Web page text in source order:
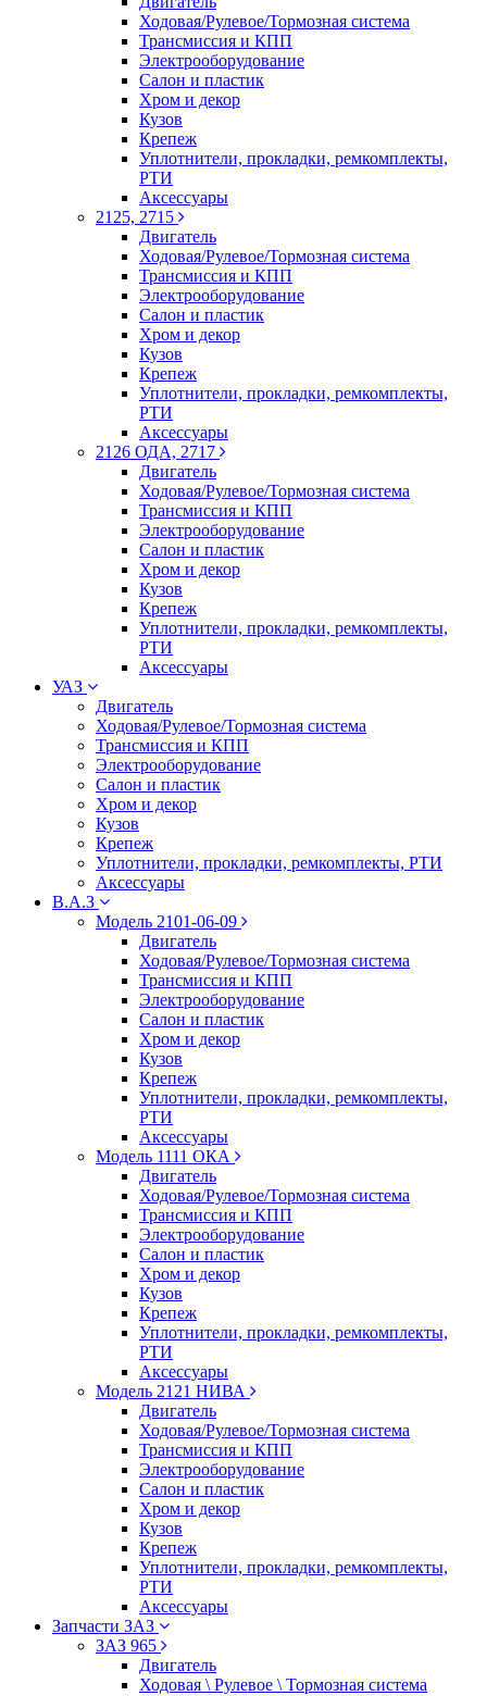
Ходовая/Рулевое/Тормозная система
Трансмиссия и КПП
Электрооборудование
Салон и пластик
Хром и декор
Кузов
Крепеж
Уплотнители, прокладки, ремкомплекты,
РТИ
Аксессуары
2125, 2715
Двигатель
Ходовая/Рулевое/Тормозная система
Трансмиссия и КПП
Электрооборудование
Салон и пластик
Хром и декор
Кузов
Крепеж
Уплотнители, прокладки, ремкомплекты,
РТИ
Аксессуары
2126 ОДА, 2717
Двигатель
Ходовая/Рулевое/Тормозная система
Трансмиссия и КПП
Электрооборудование
Салон и пластик
Хром и декор
Кузов
Крепеж
Уплотнители, прокладки, ремкомплекты,
РТИ
Аксессуары
УАЗ
Двигатель
Ходовая/Рулевое/Тормозная система
Трансмиссия и КПП
Электрооборудование
Салон и пластик
Хром и декор
Кузов
Крепеж
Уплотнители, прокладки, ремкомплекты, РТИ
Аксессуары
В.А.З
Модель 2101-06-09
Двигатель
Ходовая/Рулевое/Тормозная система
Трансмиссия и КПП
Электрооборудование
Салон и пластик
Хром и декор
Кузов
Крепеж
Уплотнители, прокладки, ремкомплекты,
РТИ
Аксессуары
Модель 1111 ОКА
Двигатель
Ходовая/Рулевое/Тормозная система
Трансмиссия и КПП
Электрооборудование
Салон и пластик
Хром и декор
Кузов
Крепеж
Уплотнители, прокладки, ремкомплекты,
РТИ
Аксессуары
Модель 2121 НИВА
Двигатель
Ходовая/Рулевое/Тормозная система
Трансмиссия и КПП
Электрооборудование
Салон и пластик
Хром и декор
Кузов
Крепеж
Уплотнители, прокладки, ремкомплекты,
РТИ
Аксессуары
Запчасти ЗАЗ
ЗАЗ 965
Двигатель
Ходовая \ Рулевое \ Тормозная система